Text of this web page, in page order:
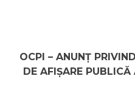
OCPI – ANUNȚ
DE AFIȘARE